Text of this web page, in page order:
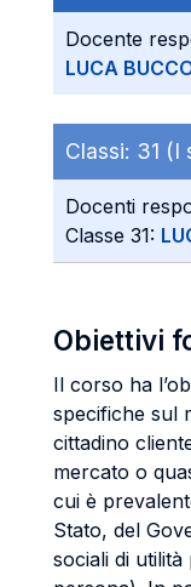
Docente
LUCA
Classi: 31 (I
Docenti
Classe 31:
Obiettivi
Il corso ha
specifiche sul
cittadino
mercato o
cui è
Stato, del
sociali di